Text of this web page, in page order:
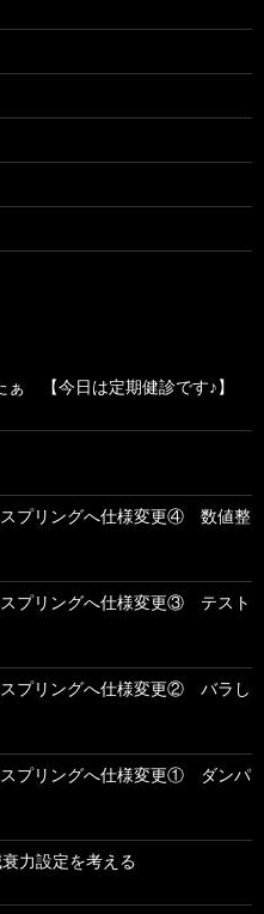
ぁ 【今日は定期健診です♪】
スプリングへ仕様変更④ 数値整
スプリングへ仕様変更③ テスト
スプリングへ仕様変更② バラし
スプリングへ仕様変更① ダンパ
力設定を考える